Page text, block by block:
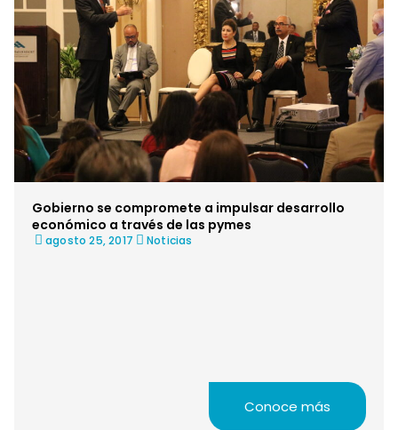
Gobierno se compromete a impulsar desarrollo
económico a través de las pymes
agosto 25, 2017 Noticias
Conoce más